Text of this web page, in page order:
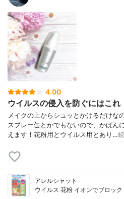
4.00
ウイルスの侵入を防ぐにはこれ
メイクの上からシュッとかけるだけな
スプレー缶とかでもないので、かばん
えます！花粉用とウイルス用とあり…
アレルシャット
ウイルス 花粉 イオンでブロッ